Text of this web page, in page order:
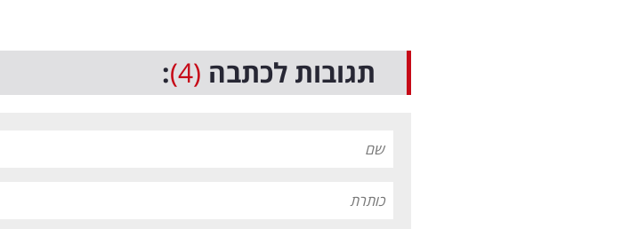
תגובות לכתבה (4)
: